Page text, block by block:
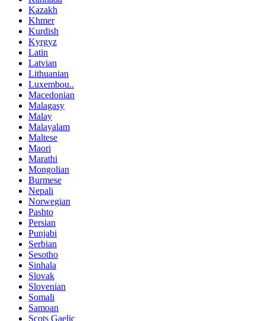
Kazakh
Khmer
Kurdish
Kyrgyz
Latin
Latvian
Lithuanian
Luxembou..
Macedonian
Malagasy
Malay
Malayalam
Maltese
Maori
Marathi
Mongolian
Burmese
Nepali
Norwegian
Pashto
Persian
Punjabi
Serbian
Sesotho
Sinhala
Slovak
Slovenian
Somali
Samoan
Scots Gaelic